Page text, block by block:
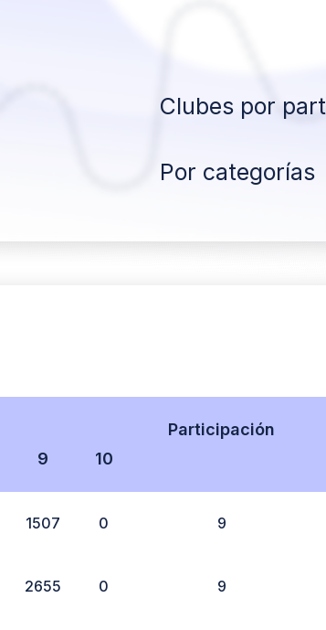
Clubes por
Por categorías
9 10
Participación
1507 0 9
2655 0 9